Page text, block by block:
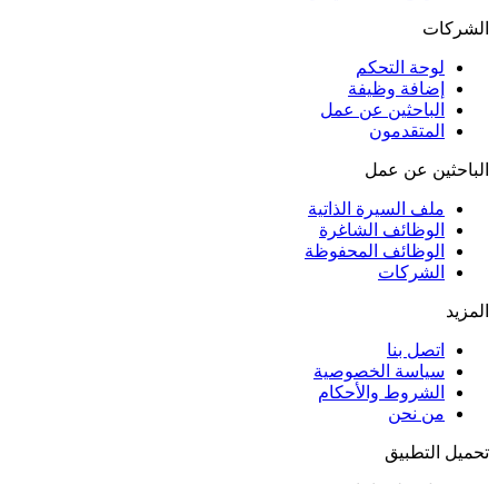
الشركات
لوحة التحكم
إضافة وظيفة
الباحثين عن عمل
المتقدمون
الباحثين عن عمل
ملف السيرة الذاتية
الوظائف الشاغرة
الوظائف المحفوظة
الشركات
المزيد
اتصل بنا
سياسة الخصوصية
الشروط والأحكام
من نحن
تحميل التطبيق